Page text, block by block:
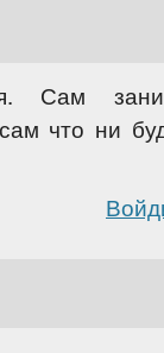
Сам
что ни